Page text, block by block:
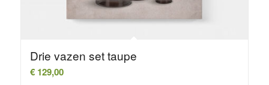
Drie vazen set taupe
€129,00